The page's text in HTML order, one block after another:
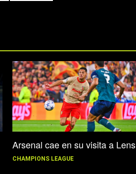
Arsenal cae en su visita a Lens
CHAMPIONS LEAGUE